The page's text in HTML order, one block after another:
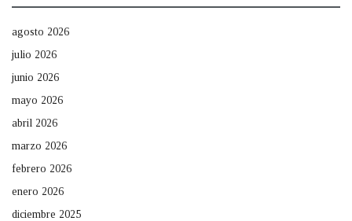
agosto 2026
julio 2026
junio 2026
mayo 2026
abril 2026
marzo 2026
febrero 2026
enero 2026
diciembre 2025